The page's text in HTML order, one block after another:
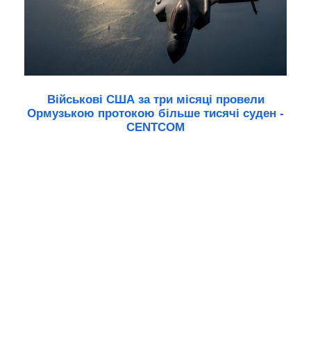
Військові США за три місяці провели
Ормузькою протокою більше тисячі суден -
CENTCOM